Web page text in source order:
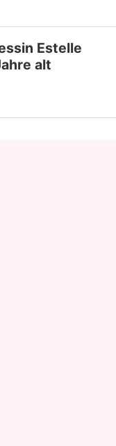
Estelle
alt